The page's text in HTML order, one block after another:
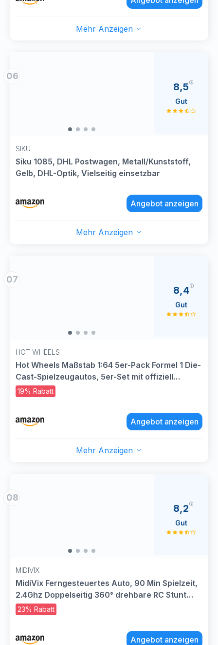
Mädchen
Mehr Anzeigen
06
SIKU
Siku 1085, DHL Postwagen, Metall/Kunststoff,
Gelb, DHL-Optik, Vielseitig einsetzbar
8,5
Gut
Angebot anzeigen
Mehr Anzeigen
07
HOT WHEELS
Hot Wheels Maßstab 1:64 5er-Pack Formel 1 Die-
Cast-Spielzeugautos, 5er-Set mit offiziell
lizenzierten F1-Rennwagen zum Spielen,
Sammeln und Ausstellen, JLN11
19% Rabatt
8,4
Gut
Angebot anzeigen
Mehr Anzeigen
08
MIDIVIX
MidiVix Ferngesteuertes Auto, 90 Min Spielzeit,
2.4Ghz Doppelseitig 360° drehbare RC Stunt
Crawler mit Scheinwerfern, 4WD Off Road Drift
RC Auto Spielzeug Geschenke für Jungen 6-12
23% Rabatt
8,2
Gut
Angebot anzeigen